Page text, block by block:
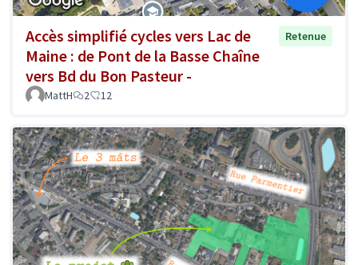
Accès simplifié cycles vers Lac de
Maine : de Pont de la Basse Chaîne
vers Bd du Bon Pasteur -
Retenue
MattH 2 12